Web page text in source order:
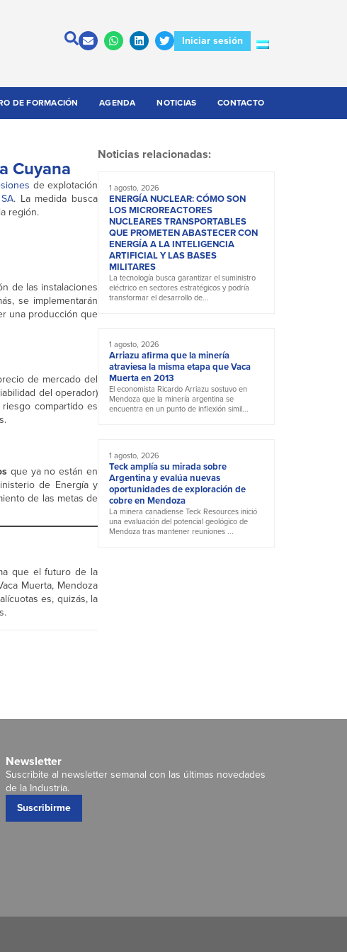
Iniciar sesión
DE FORMACIÓN AGENDA NOTICIAS CONTACTO
Cuyana
de explotación
. La medida busca
región.
de las instalaciones
se implementarán
una producción que
de mercado del
del operador)
compartido es
que ya no están en
de Energía y
de las metas de
que el futuro de la
Muerta, Mendoza
es, quizás, la
Noticias relacionadas:
1 agosto, 2026
ENERGÍA NUCLEAR: CÓMO SON
LOS MICROREACTORES
NUCLEARES TRANSPORTABLES
QUE PROMETEN ABASTECER CON
ENERGÍA A LA INTELIGENCIA
ARTIFICIAL Y LAS BASES
MILITARES
La tecnología busca garantizar el suministro
eléctrico en sectores estratégicos y podría
transformar el desarrollo de...
1 agosto, 2026
Arriazu afirma que la minería
atraviesa la misma etapa que Vaca
Muerta en 2013
El economista Ricardo Arriazu sostuvo en
Mendoza que la minería argentina se
encuentra en un punto de inflexión simil...
1 agosto, 2026
Teck amplía su mirada sobre
Argentina y evalúa nuevas
oportunidades de exploración de
cobre en Mendoza
La minera canadiense Teck Resources inició
una evaluación del potencial geológico de
Mendoza tras mantener reuniones ...
Newsletter
Suscribite al newsletter semanal con las últimas novedades
de la Industria.
Suscribirme